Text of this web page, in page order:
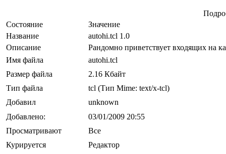
Состояние
Значение
Название
autohi.tcl 1.0
Описание
Рандомно приветствует входящих на
Имя файла
autohi.tcl
Размер файла
2.16 Кбайт
Тип файла
tcl (Тип Mime: text/x-tcl)
Добавил
unknown
Добавлено:
03/01/2009 20:55
Просматривают
Все
Курируется
Редактор